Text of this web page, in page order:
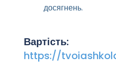
досягнень.
Вартість:
https://